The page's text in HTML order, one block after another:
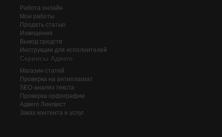
Работа онлайн
Мои работы
Продать статью
Извещения
Вывод средств
Инструкции для исполнителей
Сервисы Адвего
Магазин статей
Проверка на антиплагиат
SEO-анализ текста
Проверка орфографии
Адвего Лингвист
Заказ контента и услуг